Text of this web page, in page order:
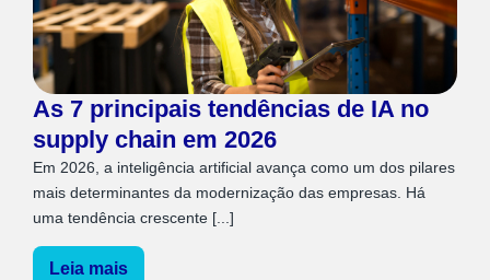
As 7 principais tendências de IA no
supply chain em 2026
Em 2026, a inteligência artificial avança como um dos pilares
mais determinantes da modernização das empresas. Há
uma tendência crescente [...]
Leia mais